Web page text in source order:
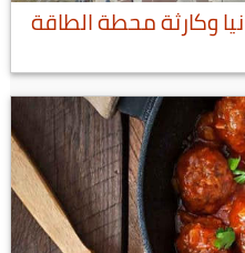
وكارثة محطة الطاقة